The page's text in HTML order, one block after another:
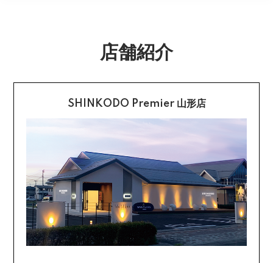
配送・送料の詳細はこちら
不良品に該当する場合は当方で負担いたします。返送希
知らせいたしますので、その後着払いでお送りくださ
返品の詳細はこちら
カード不要の分割払い 【無金利で最大
60回分割】
《ショッピングクレジット》
ご注文受付メールにあわせて、お手続き用のURLをEメ
ールまたはショートメールにてお送りいたします。必要
事項をご入力の上、お手続きをお願いいたします。分割
回数は基本的に10～60回の中からお選びいただきま
店舗紹介
SHINKODO Premier 山形店